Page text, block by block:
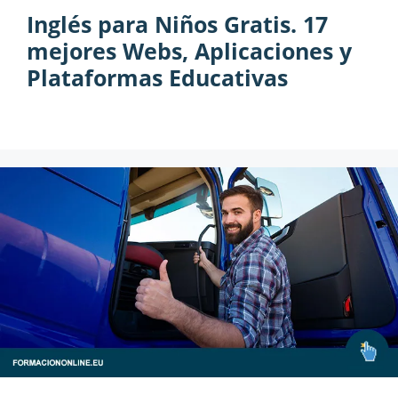
Inglés para Niños Gratis. 17
mejores Webs, Aplicaciones y
Plataformas Educativas